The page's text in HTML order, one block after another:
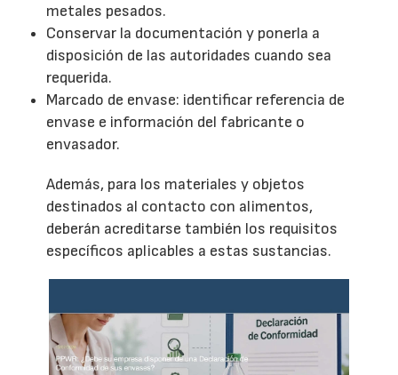
metales pesados.
Conservar la documentación y ponerla a
disposición de las autoridades cuando sea
requerida.
Marcado de envase: identificar referencia de
envase e información del fabricante o
envasador.
Además, para los materiales y objetos
destinados al contacto con alimentos,
deberán acreditarse también los requisitos
específicos aplicables a estas sustancias.